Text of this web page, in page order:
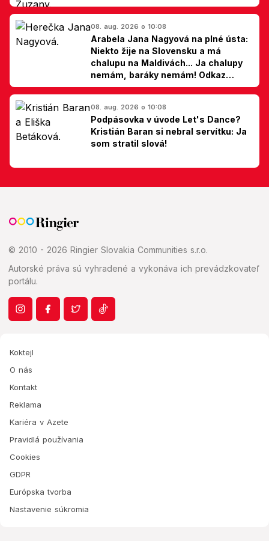
hovorí Milan Ondrík
08. aug. 2026 o 10:08
Arabela Jana Nagyová na plné ústa:
Niekto žije na Slovensku a má
chalupu na Maldivách... Ja chalupy
nemám, baráky nemám! Odkaz
Slovákom
08. aug. 2026 o 10:08
Podpásovka v úvode Let's Dance?
Kristián Baran si nebral servítku: Ja
som stratil slová!
© 2010 - 2026 Ringier Slovakia Communities s.r.o.
Autorské práva sú vyhradené a vykonáva ich prevádzkovateľ
portálu.
Koktejl
O nás
Kontakt
Reklama
Kariéra v Azete
Pravidlá používania
Cookies
GDPR
Európska tvorba
Nastavenie súkromia